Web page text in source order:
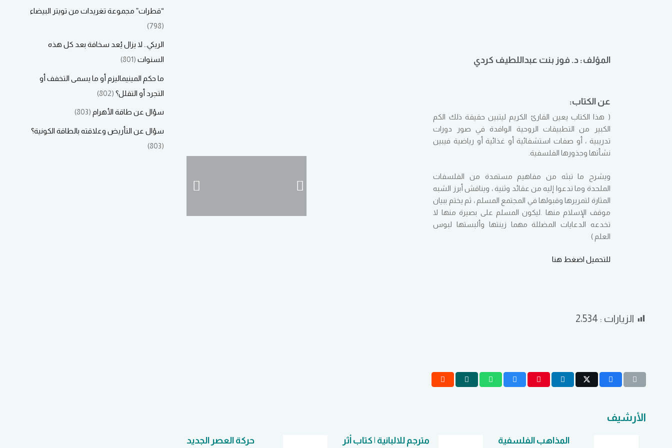
المؤلف: د. فوز بنت عبداللطيف كردي
عن الكتاب:
( هذا الكتاب يعين القارئ الكريم ليتبين حقيقة ذلك الكم
الكبير من التطبيقات الروحية الوافدة في صور دورات
تدريبية ، أو صفات استشفائية أو غذائية أو رياضية فيبين
نشأتها وجذورها الفلسفية.
ويشرح ما تبثه من مفاهيم مستمدة من الفلسفات
الملحدة وما تدعوا إليه من عقائد وثنية ، ويناقش أبرز الشبه
المثارة لتمريرها وقبولها في المجتمع المسلم ، ثم يختم ببيان
موقف الإسلام منها .ليكون المسلم على بصيرة منها لا
تخدعه الدعايات المضللة مهما زينتها وألبستها لبوس
العلم )
للتحميل اضغط هنا
الزيارات : 2٬534
الأرشيف
المذاهب الفلسفية
مترجم للالبانية | كتاب أثر
حركة العصر الجديد
“قطرات” مجموعة تغريدات من تويتر البيضاء
(798)
الريكي.. لا يزال يُعد سخافة بعد كل هذه
السنوات (801)
ما حكم المينيماليزم أو ما يسمى التخفف أو
التجرد أو التقلل؟ (802)
سؤال عن طاقة الأهرام (803)
سؤال عن التأريض وعلاقته بالطاقة الكونية؟
(803)